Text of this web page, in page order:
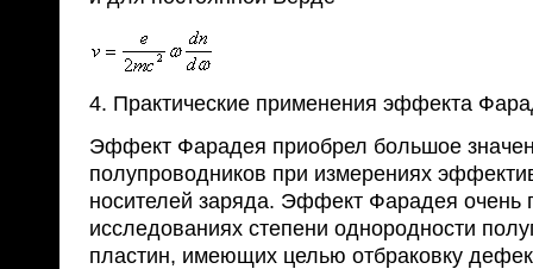
4. Практические применения эффекта
Эффект Фарадея приобрел большое
полупроводников при измерениях
носителей заряда. Эффект Фарадея очень
исследованиях степени однородности
пластин, имеющих целью отбраковку